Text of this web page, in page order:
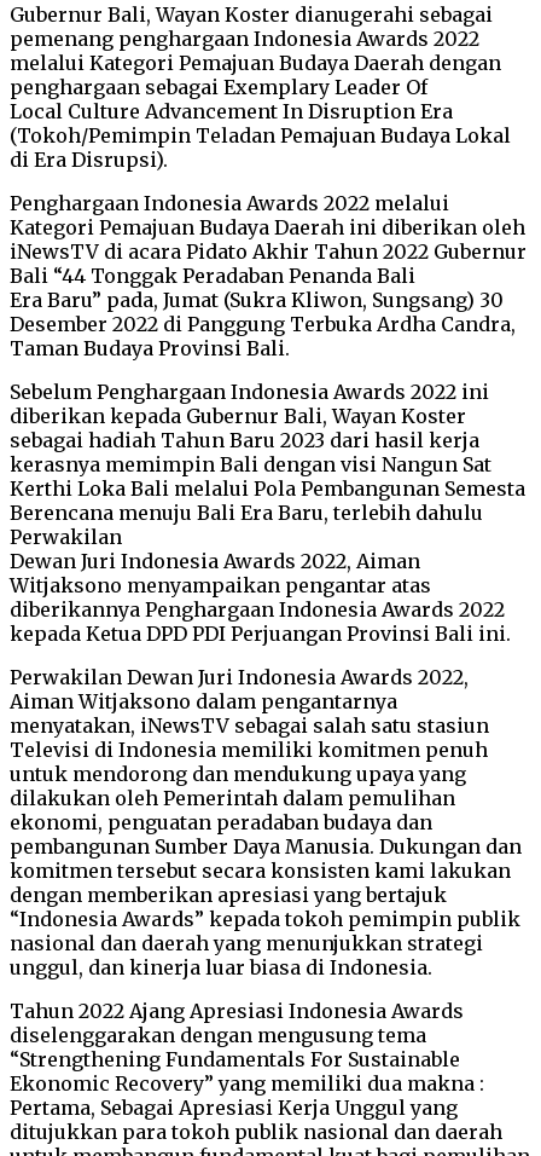
Gubernur Bali, Wayan Koster dianugerahi sebagai
pemenang penghargaan Indonesia Awards 2022
melalui Kategori Pemajuan Budaya Daerah dengan
penghargaan sebagai Exemplary Leader Of
Local Culture Advancement In Disruption Era
(Tokoh/Pemimpin Teladan Pemajuan Budaya Lokal
di Era Disrupsi).
Penghargaan Indonesia Awards 2022 melalui
Kategori Pemajuan Budaya Daerah ini diberikan oleh
iNewsTV di acara Pidato Akhir Tahun 2022 Gubernur
Bali “44 Tonggak Peradaban Penanda Bali
Era Baru” pada, Jumat (Sukra Kliwon, Sungsang) 30
Desember 2022 di Panggung Terbuka Ardha Candra,
Taman Budaya Provinsi Bali.
Sebelum Penghargaan Indonesia Awards 2022 ini
diberikan kepada Gubernur Bali, Wayan Koster
sebagai hadiah Tahun Baru 2023 dari hasil kerja
kerasnya memimpin Bali dengan visi Nangun Sat
Kerthi Loka Bali melalui Pola Pembangunan Semesta
Berencana menuju Bali Era Baru, terlebih dahulu
Perwakilan
Dewan Juri Indonesia Awards 2022, Aiman
Witjaksono menyampaikan pengantar atas
diberikannya Penghargaan Indonesia Awards 2022
kepada Ketua DPD PDI Perjuangan Provinsi Bali ini.
Perwakilan Dewan Juri Indonesia Awards 2022,
Aiman Witjaksono dalam pengantarnya
menyatakan, iNewsTV sebagai salah satu stasiun
Televisi di Indonesia memiliki komitmen penuh
untuk mendorong dan mendukung upaya yang
dilakukan oleh Pemerintah dalam pemulihan
ekonomi, penguatan peradaban budaya dan
pembangunan Sumber Daya Manusia. Dukungan dan
komitmen tersebut secara konsisten kami lakukan
dengan memberikan apresiasi yang bertajuk
“Indonesia Awards” kepada tokoh pemimpin publik
nasional dan daerah yang menunjukkan strategi
unggul, dan kinerja luar biasa di Indonesia.
Tahun 2022 Ajang Apresiasi Indonesia Awards
diselenggarakan dengan mengusung tema
“Strengthening Fundamentals For Sustainable
Ekonomic Recovery” yang memiliki dua makna :
Pertama, Sebagai Apresiasi Kerja Unggul yang
ditujukkan para tokoh publik nasional dan daerah